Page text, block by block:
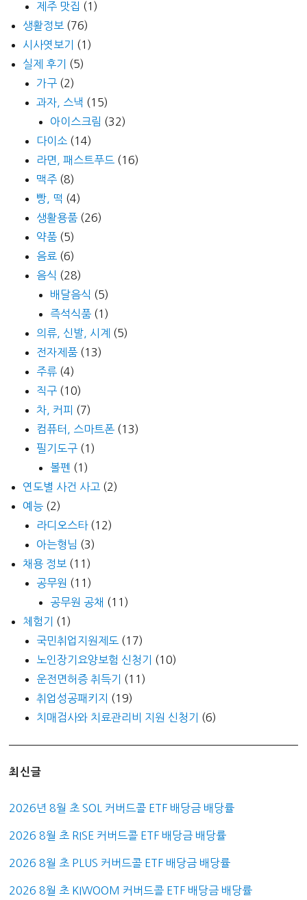
제주 맛집 (1)
생활정보 (76)
시사엿보기
(1)
실제 후기
(5)
가구 (2)
과자, 스낵 (15)
아이스크림 (32)
다이소 (14)
라면, 패스트푸드 (16)
맥주 (8)
빵, 떡 (4)
생활용품 (26)
약품 (5)
음료 (6)
음식 (28)
배달음식 (5)
즉석식품 (1)
의류, 신발, 시계
(5)
전자제품 (13)
주류 (4)
직구 (10)
차, 커피 (7)
컴퓨터, 스마트폰 (13)
필기도구 (1)
볼펜 (1)
연도별 사건 사고 (2)
예능 (2)
라디오스타(12)
아는형님 (3)
채용 정보 (11)
공무원 (11)
공무원 공채 (11)
체험기
(1)
국민취업지원제도 (17)
노인장기요양보험 신청기
(10)
운전면허증 취득기
(11)
취업성공패키지
(19)
치매검사와 치료관리비 지원 신청기
(6)
최신글
2026년 8월 초 SOL 커버드콜 ETF 배당금 배당률
2026 8월 초 RISE 커버드콜 ETF 배당금 배당률
2026 8월 초 PLUS 커버드콜 ETF 배당금 배당률
2026 8월 초 KIWOOM 커버드콜 ETF 배당금 배당률